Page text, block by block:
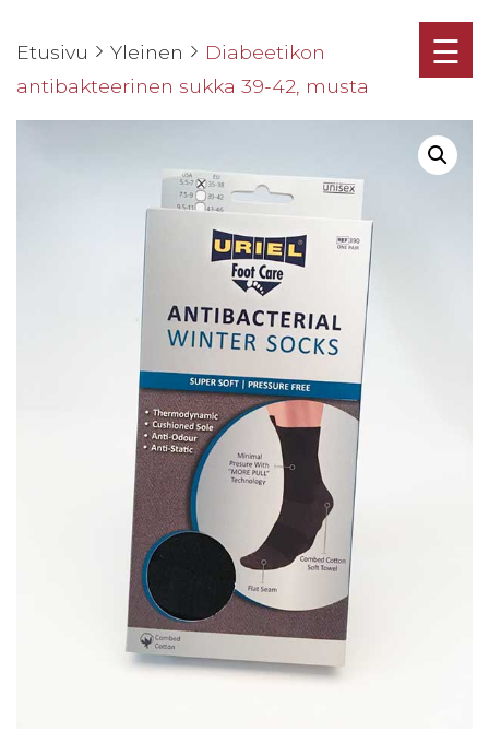
☰
Etusivu Yleinen
Diabeetikon
antibakteerinen sukka 39-42, musta